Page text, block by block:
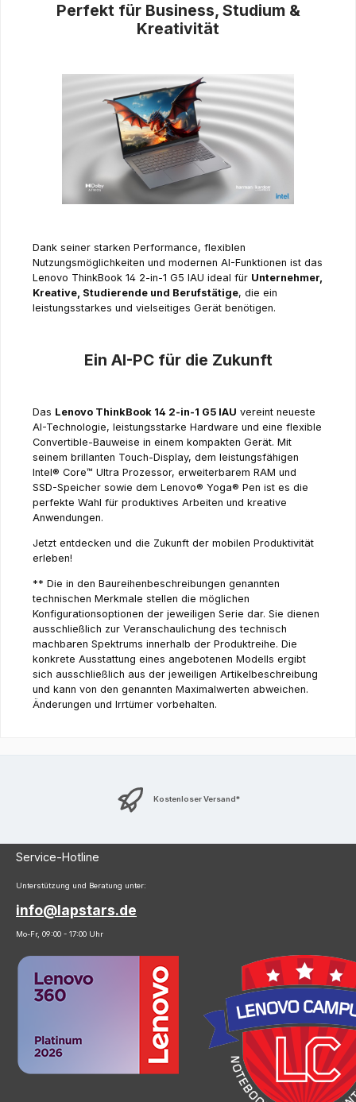
Perfekt für Business, Studium &
Kreativität
Dank seiner starken Performance, flexiblen
Nutzungsmöglichkeiten und modernen AI-Funktionen ist das
Lenovo ThinkBook 14 2-in-1 G5 IAU ideal für Unternehmer,
Kreative, Studierende und Berufstätige, die ein
leistungsstarkes und vielseitiges Gerät benötigen.
Ein AI-PC für die Zukunft
Das Lenovo ThinkBook 14 2-in-1 G5 IAU vereint neueste
AI-Technologie, leistungsstarke Hardware und eine flexible
Convertible-Bauweise in einem kompakten Gerät. Mit
seinem brillanten Touch-Display, dem leistungsfähigen
Intel® Core™ Ultra Prozessor, erweiterbarem RAM und
SSD-Speicher sowie dem Lenovo® Yoga® Pen ist es die
perfekte Wahl für produktives Arbeiten und kreative
Anwendungen.
Jetzt entdecken und die Zukunft der mobilen Produktivität
erleben!
** Die in den Baureihenbeschreibungen genannten
technischen Merkmale stellen die möglichen
Konfigurationsoptionen der jeweiligen Serie dar. Sie dienen
ausschließlich zur Veranschaulichung des technisch
machbaren Spektrums innerhalb der Produktreihe. Die
konkrete Ausstattung eines angebotenen Modells ergibt
sich ausschließlich aus der jeweiligen Artikelbeschreibung
und kann von den genannten Maximalwerten abweichen.
Änderungen und Irrtümer vorbehalten.
Kostenloser Versand*
Service-Hotline
Unterstützung und Beratung unter:
info@lapstars.de
Mo-Fr, 09:00 - 17:00 Uhr